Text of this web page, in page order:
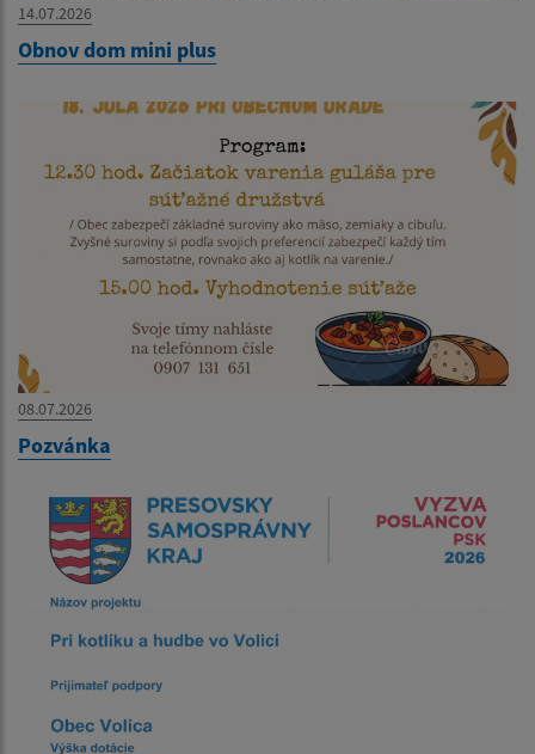
14.07.2026
Obnov dom mini plus
08.07.2026
Pozvánka